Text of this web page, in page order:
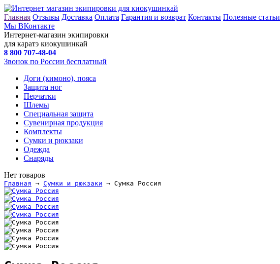
Главная Отзывы Доставка Оплата Гарантия и возврат Контакты Полезные статьи
Мы ВКонтакте
Интернет-магазин экипировки
для каратэ киокушинкай
8 800 707-48-04
Звонок по России бесплатный
Доги (кимоно), пояса
Защита ног
Перчатки
Шлемы
Специальная защита
Сувенирная продукция
Комплекты
Сумки и рюкзаки
Одежда
Снаряды
Нет товаров
Главная → Сумки и рюкзаки → Сумка Россия